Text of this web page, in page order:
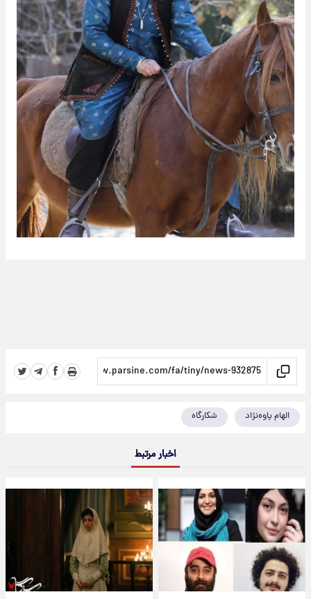
الهام پاوه‌نژاد شکارگاه
اخبار مرتبط